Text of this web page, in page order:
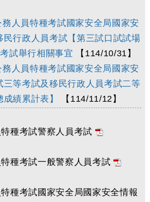
務人員特種考試國家安全局國家安
民行政人員考試【第三試口試試場
試舉行相關事宜 【114/10/31】
務人員特種考試國家安全局國家安
三等考試及移民行政人員考試二等
績累計表】
【114/11/12】
種考試警察人員考試
種考試一般警察人員考試
種考試國家安全局國家安全情報